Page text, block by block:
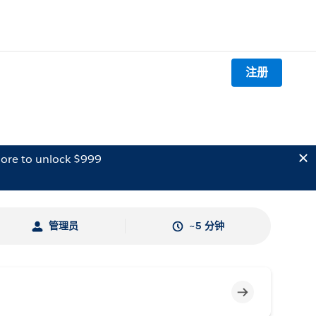
注册
to unlock $999
管理员 ~5 分钟
不完整